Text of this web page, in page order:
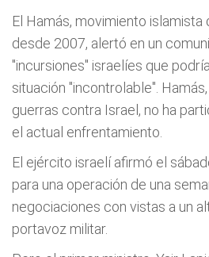
El Hamás, movimiento islamista
desde 2007, alertó en un
"incursiones" israelíes que
situación "incontrolable".
guerras contra Israel, no ha
el actual enfrentamiento.
El ejército israelí afirmó el
para una operación de una
negociaciones con vistas a un
portavoz militar.